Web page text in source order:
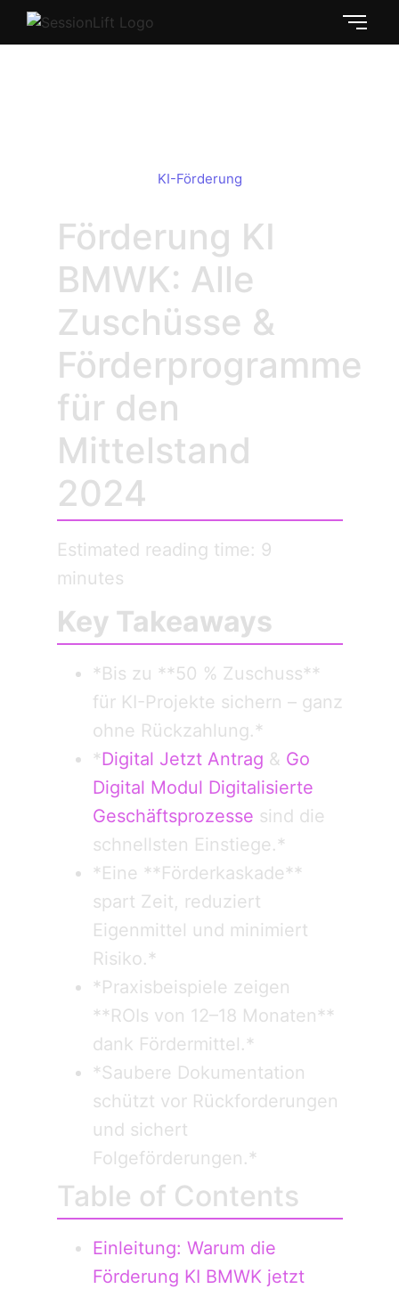
KI-Förderung
Förderung KI
BMWK: Alle
Zuschüsse &
Förderprogramme
für den
Mittelstand
2024
Estimated reading time: 9
minutes
Key Takeaways
*Bis zu **50 % Zuschuss**
für KI-Projekte sichern – ganz
ohne Rückzahlung.*
*Digital Jetzt Antrag & Go
Digital Modul Digitalisierte
Geschäftsprozesse sind die
schnellsten Einstiege.*
*Eine **Förderkaskade**
spart Zeit, reduziert
Eigenmittel und minimiert
Risiko.*
*Praxisbeispiele zeigen
**ROIs von 12–18 Monaten**
dank Fördermittel.*
*Saubere Dokumentation
schützt vor Rückforderungen
und sichert
Folgeförderungen.*
Table of Contents
Einleitung: Warum die
Förderung KI BMWK jetzt